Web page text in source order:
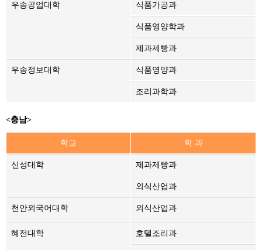
우송공업대학 식품가공과
식품영양학과
제과제빵과
우송정보대학 식품영양과
조리과학과
<충남>
학교 학 과
신성대학 제과제빵과
외식산업과
천안외국어대학 외식산업과
혜전대학 호텔조리과